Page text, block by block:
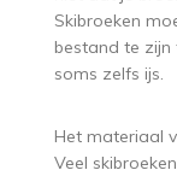
Skibroeken
bestand te zijn
soms zelfs ijs.
Het materiaal
Veel